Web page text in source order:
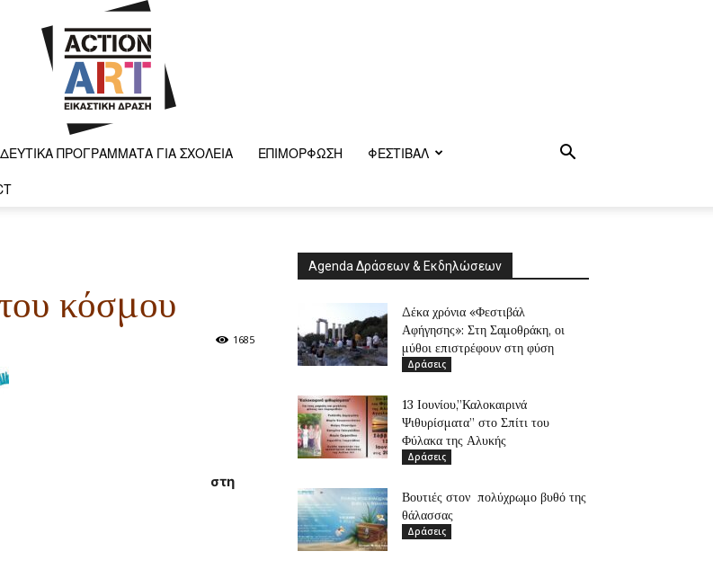
art
ΠΡΟΓΡΆΜΜΑΤΑ ΓΙΑ ΣΧΟΛΕΊΑ ΕΠΙΜΌΡΦΩΣΗ
ΦΕΣΤΙΒΑΛ
κόσμου
1685
του κόσμου», στη
Agenda Δράσεων & Εκδηλώσεων
Δέκα χρόνια «Φεστιβάλ
Αφήγησης»: Στη Σαμοθράκη, οι
μύθοι επιστρέφουν στη φύση
Δράσεις
13 Ιουνίου,”Καλοκαιρινά
Ψιθυρίσματα” στο Σπίτι του
Φύλακα της Αλυκής
Δράσεις
Βουτιές στον πολύχρωμο βυθό της
θάλασσας
Δράσεις